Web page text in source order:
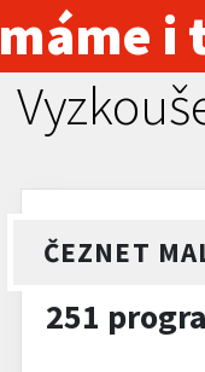
máme i
ČEZNET
251